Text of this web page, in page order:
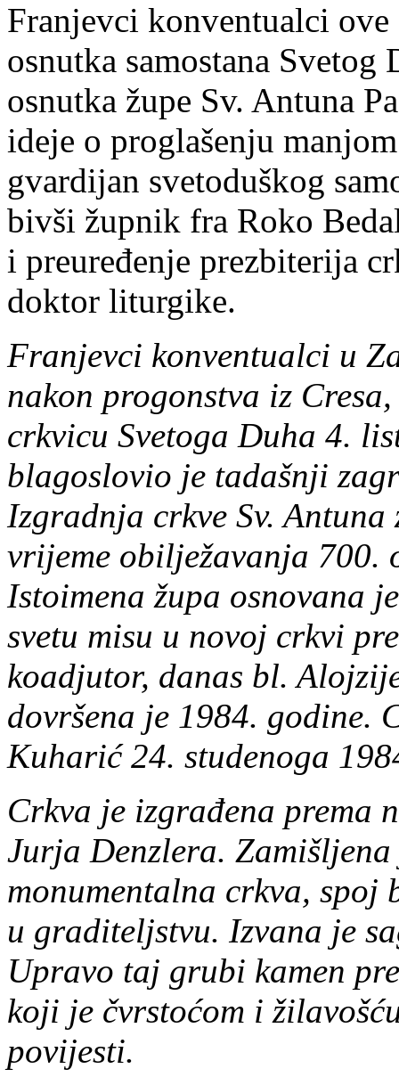
Franjevci konventualci
osnutka samostana Svetog
osnutka župe Sv. Antuna
ideje o proglašenju
gvardijan svetoduškog
bivši župnik fra Roko
i preuređenje prezbiterija
doktor liturgike.
Franjevci konventualci u
nakon progonstva iz
crkvicu Svetoga Duha 4.
blagoslovio je tadašnji
Izgradnja crkve Sv.
vrijeme obilježavanja 700.
Istoimena župa osnovana
svetu misu u novoj crkvi
koadjutor, danas bl.
dovršena je 1984. godine.
Kuharić 24. studenoga
Crkva je izgrađena prema
Jurja Denzlera.
monumentalna crkva,
u graditeljstvu. Izvana je
Upravo taj grubi kamen
koji je čvrstoćom i
povijesti.